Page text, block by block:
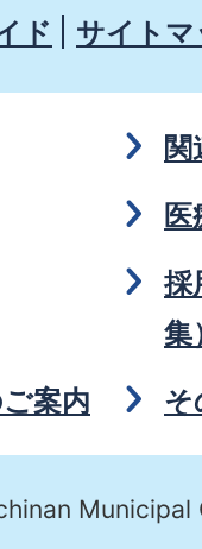
ド サイト
案内
関
医
採
集
そ
Municipal